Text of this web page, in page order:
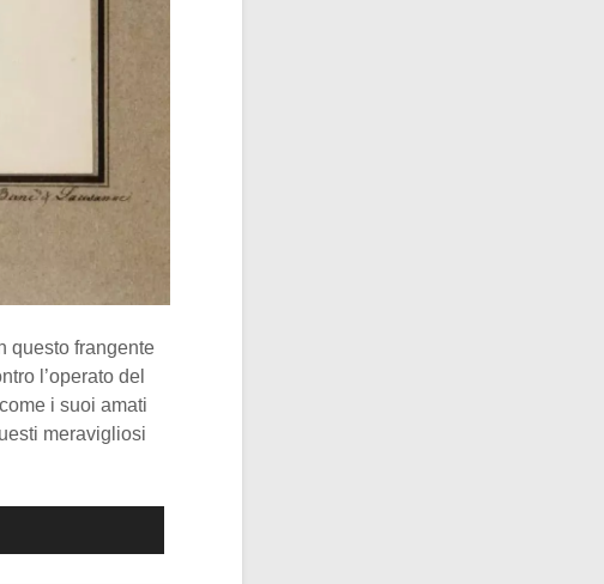
questo frangente
l’operato del
i suoi amati
meravigliosi